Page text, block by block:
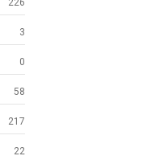
3
0
58
217
22